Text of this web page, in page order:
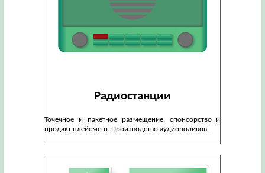
Радиостанции
Точечное и пакетное размещение, спонсорство и
продакт плейсмент. Производство аудиороликов.